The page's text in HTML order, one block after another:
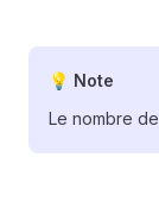
💡 Note
Le nombre